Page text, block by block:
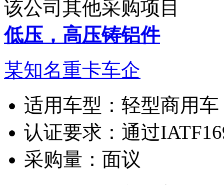
该公司其他采购项目
低压，高压铸铝件
某知名重卡车企
适用车型： 轻型商用车
认证要求： 通过
采购量： 面议